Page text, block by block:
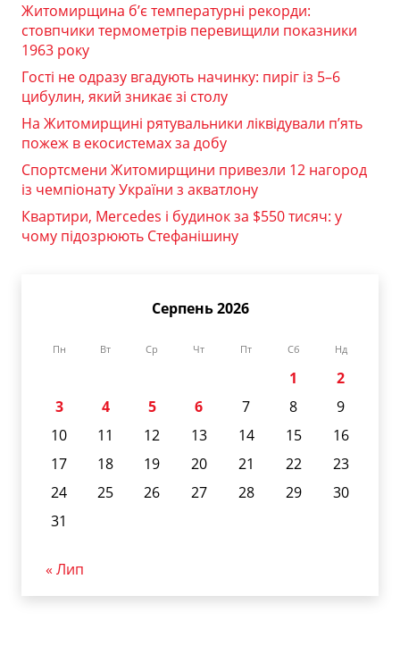
Житомирщина б’є температурні рекорди:
стовпчики термометрів перевищили показники
1963 року
Гості не одразу вгадують начинку: пиріг із 5–6
цибулин, який зникає зі столу
На Житомирщині рятувальники ліквідували п’ять
пожеж в екосистемах за добу
Спортсмени Житомирщини привезли 12 нагород
із чемпіонату України з акватлону
Квартири, Mercedes і будинок за $550 тисяч: у
чому підозрюють Стефанішину
Серпень 2026
Пн Вт Ср Чт Пт Сб Нд
1
2
3
4 5 6 7 8
9
10
11 12 13 14 15
16
17
18 19 20 21 22
23
24
25 26 27 28 29
30
31
« Лип